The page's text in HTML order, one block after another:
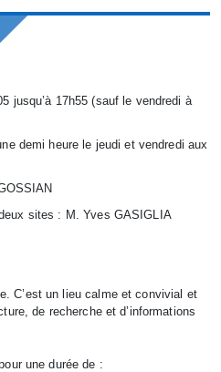
jusqu’à 17h55 (sauf le vendredi à
demi heure le jeudi et vendredi aux
sites : M. Yves GASIGLIA
C’est un lieu calme et convivial et
de recherche et d’informations
une durée de :